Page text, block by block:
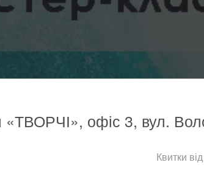
офіс 3, вул.
Квитки від